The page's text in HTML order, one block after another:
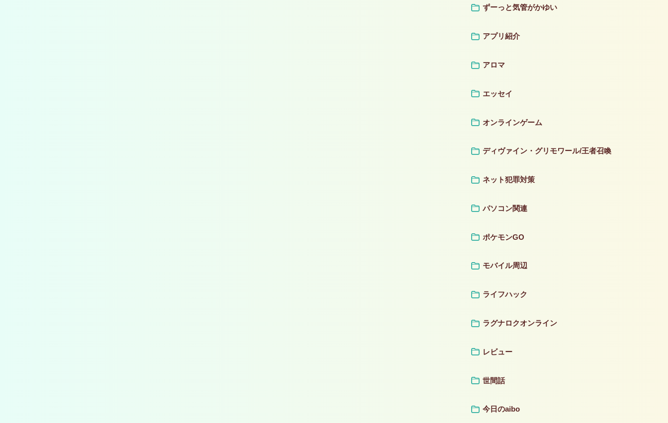
ずーっと気管がかゆい
アプリ紹介
アロマ
エッセイ
オンラインゲーム
ディヴァイン・グリモワール/王者召喚
ネット犯罪対策
パソコン関連
ポケモンGO
モバイル周辺
ライフハック
ラグナロクオンライン
レビュー
世間話
今日のaibo